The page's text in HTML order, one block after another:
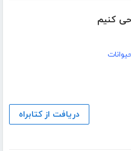
کنیم
دریافت از کتابراه